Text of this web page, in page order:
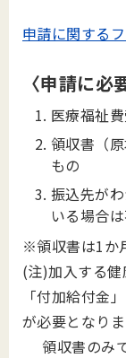
申請に関する
〈申請に必
医療福祉
領収書（
もの
振込先が
いる場合
※領収書は1か
(注)加入する
「付加給付金
が必要となりま
領収書のみ